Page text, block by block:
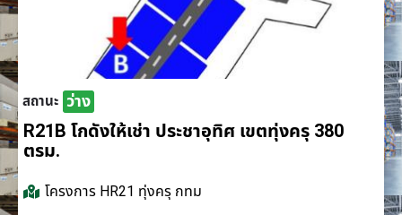
สถานะ ว่าง
R21B โกดังให้เช่า ประชาอุทิศ เขตทุ่งครุ 380
ตรม.
โครงการ HR21 ทุ่งครุ กทม